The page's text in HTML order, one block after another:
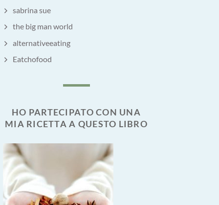
sabrina sue
the big man world
alternativeeating
Eatchofood
HO PARTECIPATO CON UNA
MIA RICETTA A QUESTO LIBRO